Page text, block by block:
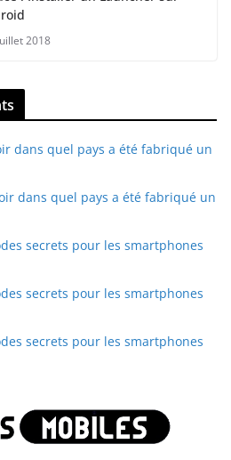
2018
dans quel pays a été fabriqué un
dans quel pays a été fabriqué un
secrets pour les smartphones
secrets pour les smartphones
secrets pour les smartphones